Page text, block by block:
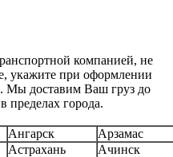
компанией, не
укажите при оформлении
Мы доставим Ваш груз до
пределах города.
Ангарск
Арзамас
Астрахань
Ачинск